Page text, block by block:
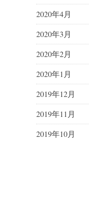
2020年4月
2020年3月
2020年2月
2020年1月
2019年12月
2019年11月
2019年10月